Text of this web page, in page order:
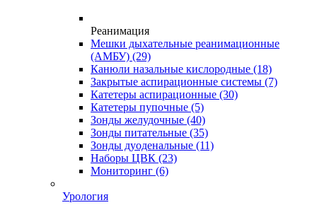
Реанимация
Мешки дыхательные реанимационные
(АМБУ) (29)
Канюли назальные кислородные (18)
Закрытые аспирационные системы (7)
Катетеры аспирационные (30)
Катетеры пупочные (5)
Зонды желудочные (40)
Зонды питательные (35)
Зонды дуоденальные (11)
Наборы ЦВК (23)
Мониторинг (6)
Урология